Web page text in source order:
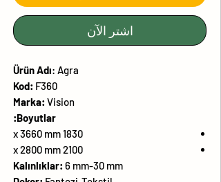
اشترِ الآن
ÜrünAdı: Agra
Kod: F360
Marka: Vision
Boyutlar:
1830 x 3660 mm
2100 x 2800 mm
Kalınlıklar: 6 mm-30 mm